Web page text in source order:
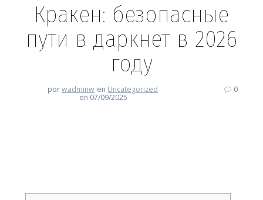
Кракен: безопасные
пути в даркнет в 2026
году
porwadminw en Uncategorized
en 07/09/2025
0